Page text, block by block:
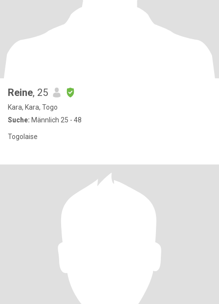
Reine, 25
Kara, Kara, Togo
Suche: Männlich 25 - 48
Togolaise